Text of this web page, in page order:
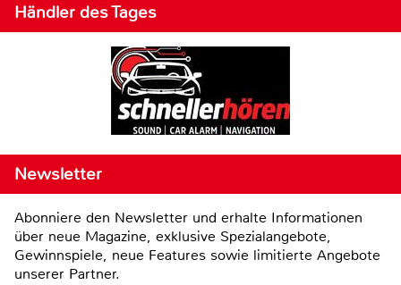
Händler des Tages
Newsletter
Abonniere den Newsletter und erhalte Informationen
über neue Magazine, exklusive Spezialangebote,
Gewinnspiele, neue Features sowie limitierte Angebote
unserer Partner.